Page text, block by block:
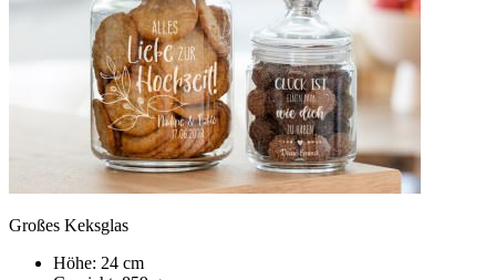
Großes Keksglas
Höhe: 24 cm